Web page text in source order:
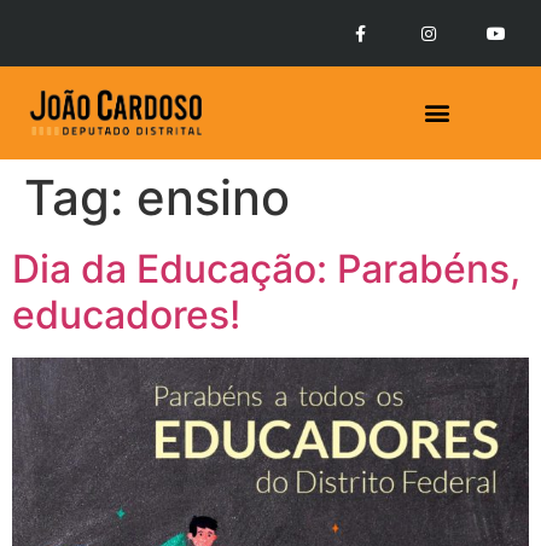
Tag: ensino
Dia da Educação: Parabéns,
educadores!